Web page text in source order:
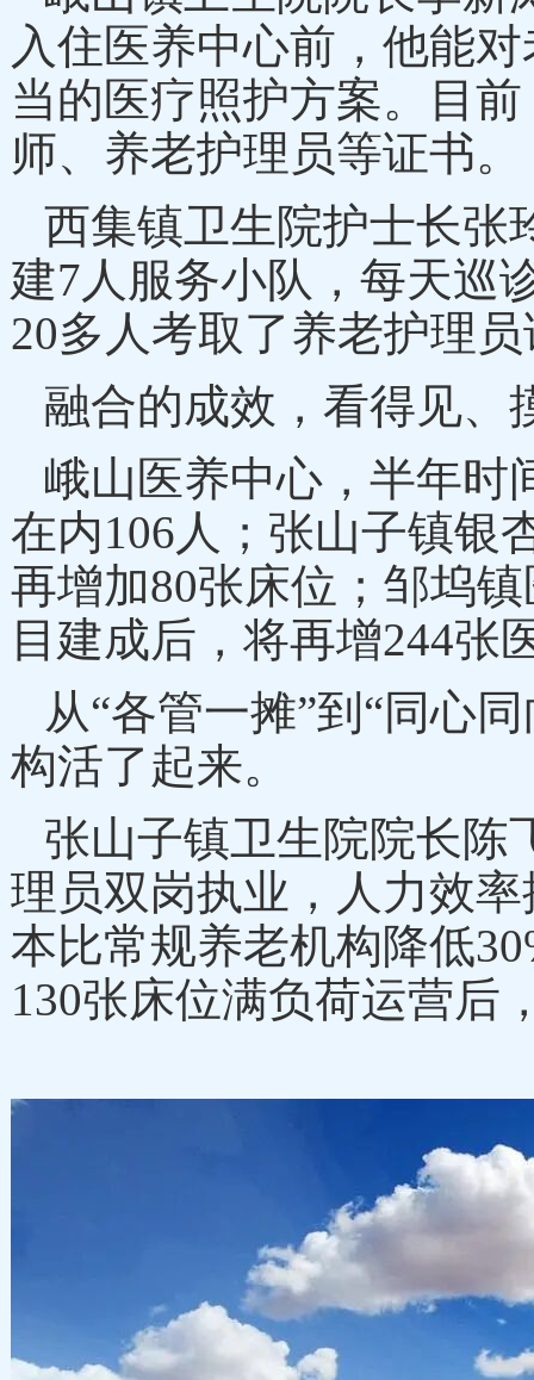
入住医养中心前，他能
当的医疗照护方案。目
师、养老护理员等证书。
西集镇卫生院护士长张
建7人服务小队，每天巡
20多人考取了养老护理
融合的成效，看得见、
峨山医养中心，半年时
在内106人；张山子镇银
再增加80张床位；邹坞
目建成后，将再增244张
从“各管一摊”到“同心
构活了起来。
张山子镇卫生院院长陈
理员双岗执业，人力效率
本比常规养老机构降低
130张床位满负荷运营后